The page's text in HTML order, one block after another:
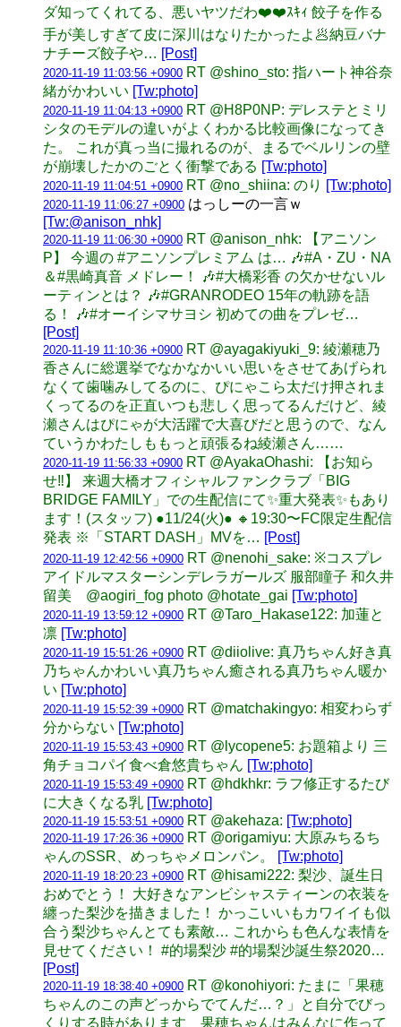
ダ知ってくれてる、悪いヤツだわ❤️❤️ｽｷｨ 餃子を作る
手が美しすぎて皮に深川はなりたかったよ🥟納豆バナ
ナチーズ餃子や… [Post]
2020-11-19 11:03:56 +0900 RT @shino_sto: 指ハート神谷奈
緒がかわいい [Tw:photo]
2020-11-19 11:04:13 +0900 RT @H8P0NP: デレステとミリ
シタのモデルの違いがよくわかる比較画像になってき
た。 これが真っ当に撮れるのが、まるでベルリンの壁
が崩壊したかのごとく衝撃である [Tw:photo]
2020-11-19 11:04:51 +0900 RT @no_shiina: のり [Tw:photo]
2020-11-19 11:06:27 +0900 はっしーの一言ｗ
[Tw:@anison_nhk]
2020-11-19 11:06:30 +0900 RT @anison_nhk: 【アニソン
P】 今週の #アニソンプレミアム は… 🎶#A・ZU・NA
＆#黒崎真音 メドレー！ 🎶#大橋彩香 の欠かせないル
ーティンとは？ 🎶#GRANRODEO 15年の軌跡を語
る！ 🎶#オーイシマサヨシ 初めての曲をプレゼ…
[Post]
2020-11-19 11:10:36 +0900 RT @ayagakiyuki_9: 綾瀬穂乃
香さんに総選挙でなかなかいい思いをさせてあげられ
なくて歯噛みしてるのに、ぴにゃこら太だけ押されま
くってるのを正直いつも悲しく思ってるんだけど、綾
瀬さんはぴにゃが大活躍で大喜びだと思うので、なん
ていうかわたしももっと頑張るね綾瀬さん……
2020-11-19 11:56:33 +0900 RT @AyakaOhashi: 【お知ら
せ‼️】 来週大橋オフィシャルファンクラブ「BIG
BRIDGE FAMILY」での生配信にて✨重大発表✨もあり
ます！(スタッフ) ●11/24(火)● 🔸19:30〜FC限定生配信
発表 ※「START DASH」MVを… [Post]
2020-11-19 12:42:56 +0900 RT @nenohi_sake: ※コスプレ
アイドルマスターシンデレラガールズ 服部瞳子 和久井
留美 @aogiri_fog photo @hotate_gai [Tw:photo]
2020-11-19 13:59:12 +0900 RT @Taro_Hakase122: 加蓮と
凛 [Tw:photo]
2020-11-19 15:51:26 +0900 RT @diiolive: 真乃ちゃん好き真
乃ちゃんかわいい真乃ちゃん癒される真乃ちゃん暖か
い [Tw:photo]
2020-11-19 15:52:39 +0900 RT @matchakingyo: 相変わらず
分からない [Tw:photo]
2020-11-19 15:53:43 +0900 RT @lycopene5: お題箱より 三
角チョコパイ食べ倉悠貴ちゃん [Tw:photo]
2020-11-19 15:53:49 +0900 RT @hdkhkr: ラフ修正するたび
に大きくなる乳 [Tw:photo]
2020-11-19 15:53:51 +0900 RT @akehaza: [Tw:photo]
2020-11-19 17:26:36 +0900 RT @origamiyu: 大原みちるち
ゃんのSSR、めっちゃメロンパン。
[Tw:photo]
2020-11-19 18:20:23 +0900 RT @hisami222: 梨沙、誕生日
おめでとう！ 大好きなアンビシャスティーンの衣装を
纏った梨沙を描きました！ かっこいいもカワイイも似
合う梨沙ちゃんとても素敵… これからも色んな表情を
見せてください！ #的場梨沙 #的場梨沙誕生祭2020…
[Post]
2020-11-19 18:38:40 +0900 RT @konohiyori: たまに「果穂
ちゃんのこの声どっからでてんだ…？」と自分でびっ
くりする時があります 果穂ちゃんはみんなに作って